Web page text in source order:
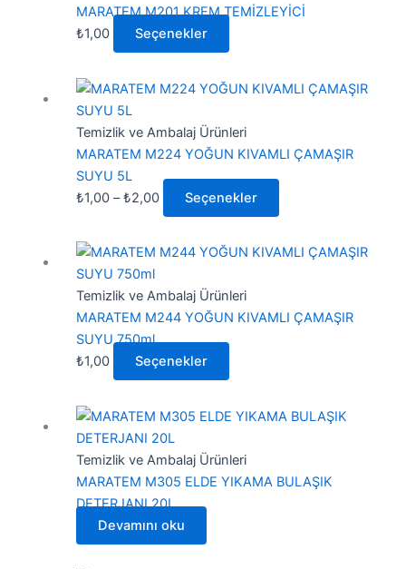
MARATEM M201 KREM TEMİZLEYİCİ
₺1,00 Seçenekler
birden
varyasyonu
Seçenekler
sayfasından
seçilebilir
Temizlik ve Ambalaj Ürünleri
MARATEM M224 YOĞUN KIVAMLI ÇAMAŞIR
SUYU 5L
₺1,00 –₺2,00
Fiyat
₺1,00
-
₺2,00
Seçenekler
Bu
fazla
varyasyonu
Seçenekler
sayfasından
Temizlik ve Ambalaj Ürünleri
MARATEM M244 YOĞUN KIVAMLI ÇAMAŞIR
SUYU 750ml
₺1,00 Seçenekler
Bu
birden
fazla
varyasyonu
Seçenekler
sayfasından
Temizlik ve Ambalaj Ürünleri
MARATEM M305 ELDE YIKAMA BULAŞIK
DETERJANI 20L
Devamını oku